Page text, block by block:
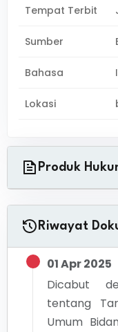
Tempat Terbit
Sumber
Bahasa
Lokasi
Produk
Riwayat
01 Apr 2025
Dicabut
tentang
Umum